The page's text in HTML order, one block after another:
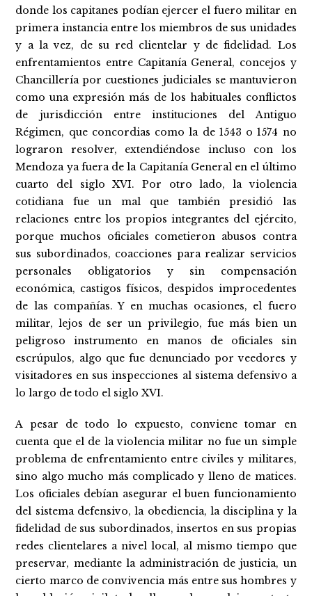
donde los capitanes podían ejercer el fuero militar en
primera instancia entre los miembros de sus unidades
y a la vez, de su red clientelar y de fidelidad. Los
enfrentamientos entre Capitanía General, concejos y
Chancillería por cuestiones judiciales se mantuvieron
como una expresión más de los habituales conflictos
de jurisdicción entre instituciones del Antiguo
Régimen, que concordias como la de 1543 o 1574 no
lograron resolver, extendiéndose incluso con los
Mendoza ya fuera de la Capitanía General en el último
cuarto del siglo XVI. Por otro lado, la violencia
cotidiana fue un mal que también presidió las
relaciones entre los propios integrantes del ejército,
porque muchos oficiales cometieron abusos contra
sus subordinados, coacciones para realizar servicios
personales obligatorios y sin compensación
económica, castigos físicos, despidos improcedentes
de las compañías. Y en muchas ocasiones, el fuero
militar, lejos de ser un privilegio, fue más bien un
peligroso instrumento en manos de oficiales sin
escrúpulos, algo que fue denunciado por veedores y
visitadores en sus inspecciones al sistema defensivo a
lo largo de todo el siglo XVI.
A pesar de todo lo expuesto, conviene tomar en
cuenta que el de la violencia militar no fue un simple
problema de enfrentamiento entre civiles y militares,
sino algo mucho más complicado y lleno de matices.
Los oficiales debían asegurar el buen funcionamiento
del sistema defensivo, la obediencia, la disciplina y la
fidelidad de sus subordinados, insertos en sus propias
redes clientelares a nivel local, al mismo tiempo que
preservar, mediante la administración de justicia, un
cierto marco de convivencia más entre sus hombres y